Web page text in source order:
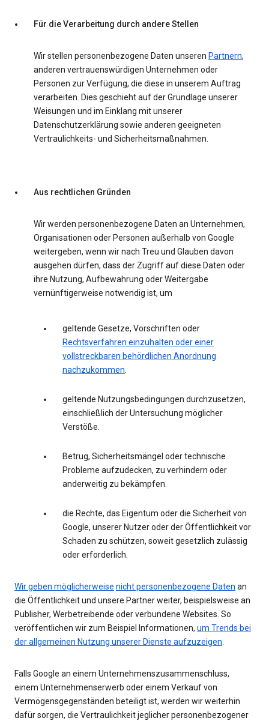
Für die Verarbeitung durch andere Stellen
Wir stellen personenbezogene Daten unseren Partnern,
anderen vertrauenswürdigen Unternehmen oder
Personen zur Verfügung, die diese in unserem Auftrag
verarbeiten. Dies geschieht auf der Grundlage unserer
Weisungen und im Einklang mit unserer
Datenschutzerklärung sowie anderen geeigneten
Vertraulichkeits- und Sicherheitsmaßnahmen.
Aus rechtlichen Gründen
Wir werden personenbezogene Daten an Unternehmen,
Organisationen oder Personen außerhalb von Google
weitergeben, wenn wir nach Treu und Glauben davon
ausgehen dürfen, dass der Zugriff auf diese Daten oder
ihre Nutzung, Aufbewahrung oder Weitergabe
vernünftigerweise notwendig ist, um
geltende Gesetze, Vorschriften oder
Rechtsverfahren einzuhalten oder einer
vollstreckbaren behördlichen Anordnung
nachzukommen.
geltende Nutzungsbedingungen durchzusetzen,
einschließlich der Untersuchung möglicher
Verstöße.
Betrug, Sicherheitsmängel oder technische
Probleme aufzudecken, zu verhindern oder
anderweitig zu bekämpfen.
die Rechte, das Eigentum oder die Sicherheit von
Google, unserer Nutzer oder der Öffentlichkeit vor
Schaden zu schützen, soweit gesetzlich zulässig
oder erforderlich.
Wir geben möglicherweise nicht personenbezogene Daten an
die Öffentlichkeit und unsere Partner weiter, beispielsweise an
Publisher, Werbetreibende oder verbundene Websites. So
veröffentlichen wir zum Beispiel Informationen, um Trends bei
der allgemeinen Nutzung unserer Dienste aufzuzeigen.
Falls Google an einem Unternehmenszusammenschluss,
einem Unternehmenserwerb oder einem Verkauf von
Vermögensgegenständen beteiligt ist, werden wir weiterhin
dafür sorgen, die Vertraulichkeit jeglicher personenbezogener